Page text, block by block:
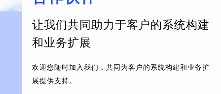
让我们共同助力于客户的系统构建
和业务扩展
欢迎您随时加入我们，共同为客户的系统构建和业务扩
展提供支持。